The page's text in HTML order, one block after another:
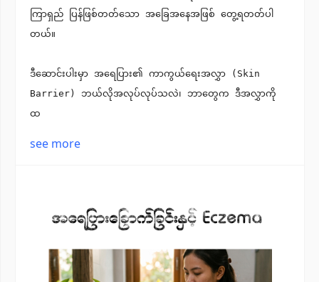
ကြာရှည် ပြန်ဖြစ်တတ်သော အခြေအနေအဖြစ် တွေ့ရတတ်ပါ
တယ်။
ဒီဆောင်းပါးမှာ အရေပြား၏ ကာကွယ်ရေးအလွှာ (Skin
Barrier) ဘယ်လိုအလုပ်လုပ်သလဲ၊ ဘာတွေက ဒီအလွှာကို
ထ
see more